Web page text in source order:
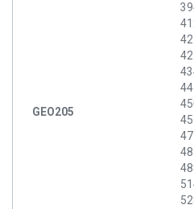
GEO205